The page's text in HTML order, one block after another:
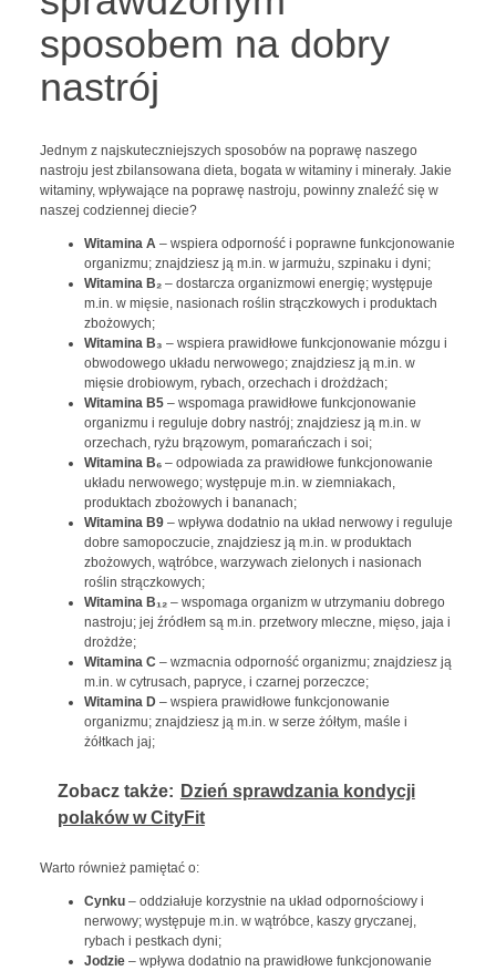
sposobem na dobry
nastrój
Jednym z najskuteczniejszych sposobów na poprawę naszego
nastroju jest zbilansowana dieta, bogata w witaminy i minerały. Jakie
witaminy, wpływające na poprawę nastroju, powinny znaleźć się w
naszej codziennej diecie?
Witamina A – wspiera odporność i poprawne funkcjonowanie
organizmu; znajdziesz ją m.in. w jarmużu, szpinaku i dyni;
Witamina B₂– dostarcza organizmowi energię; występuje
m.in. w mięsie, nasionach roślin strączkowych i produktach
zbożowych;
Witamina B₃ – wspiera prawidłowe funkcjonowanie mózgu i
obwodowego układu nerwowego; znajdziesz ją m.in. w
mięsie drobiowym, rybach, orzechach i drożdżach;
Witamina B5– wspomaga prawidłowe funkcjonowanie
organizmu i reguluje dobry nastrój; znajdziesz ją m.in. w
orzechach, ryżu brązowym, pomarańczach i soi;
Witamina B₆– odpowiada za prawidłowe funkcjonowanie
układu nerwowego; występuje m.in. w ziemniakach,
produktach zbożowych i bananach;
Witamina B9 – wpływa dodatnio na układ nerwowy i reguluje
dobre samopoczucie, znajdziesz ją m.in. w produktach
zbożowych, wątróbce, warzywach zielonych i nasionach
roślin strączkowych;
Witamina B₁₂– wspomaga organizm w utrzymaniu dobrego
nastroju; jej źródłem są m.in. przetwory mleczne, mięso, jaja i
drożdże;
Witamina C – wzmacnia odporność organizmu; znajdziesz ją
m.in. w cytrusach, papryce, i czarnej porzeczce;
Witamina D– wspiera prawidłowe funkcjonowanie
organizmu; znajdziesz ją m.in. w serze żółtym, maśle i
żółtkach jaj;
Zobacz także: Dzień sprawdzania kondycji
polaków w CityFit
Warto również pamiętać o:
Cynku– oddziałuje korzystnie na układ odpornościowy i
nerwowy; występuje m.in. w wątróbce, kaszy gryczanej,
rybach i pestkach dyni;
Jodzie– wpływa dodatnio na prawidłowe funkcjonowanie